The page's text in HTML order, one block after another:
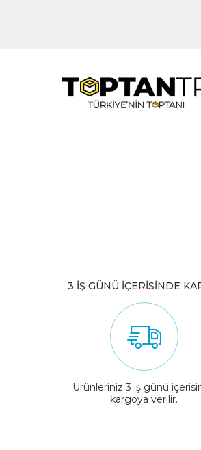
3 İŞ GÜNÜ İÇERİSİNDE
Ürünleriniz 3 iş günü
kargoya verilir.